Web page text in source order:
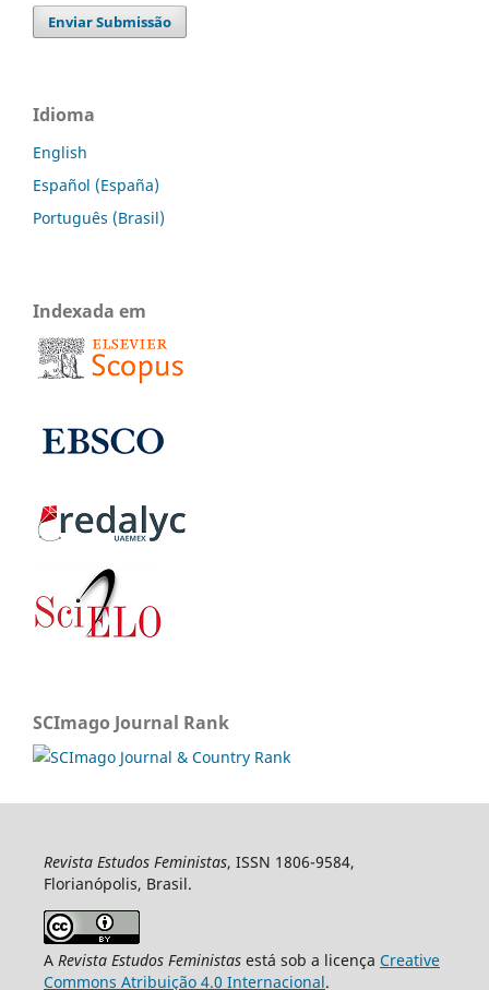
Enviar Submissão
Idioma
English
Español (España)
Português (Brasil)
Indexada em
SCImago Journal Rank
Revista Estudos Feministas, ISSN 1806-9584,
Florianópolis, Brasil.
A Revista Estudos Feministasestá sob a licença Creative
Commons Atribuição 4.0 Internacional.